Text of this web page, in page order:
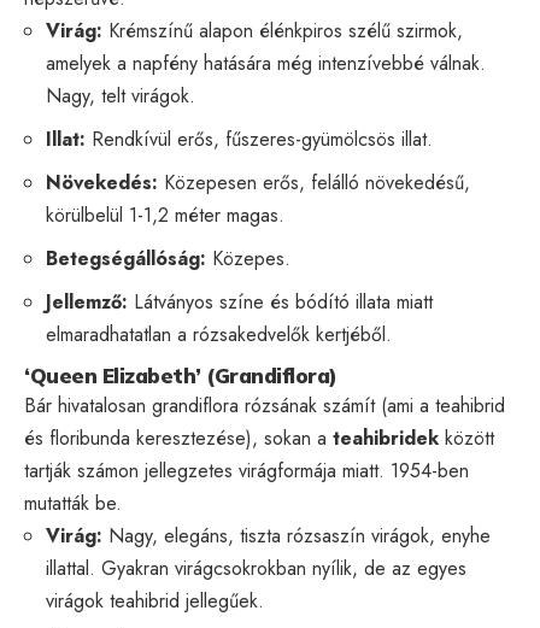
Virág: Krémszínű alapon élénkpiros szélű szirmok,
amelyek a napfény hatására még intenzívebbé válnak.
Nagy, telt virágok.
Illat: Rendkívül erős, fűszeres-gyümölcsös illat.
Növekedés: Közepesen erős, felálló növekedésű,
körülbelül 1-1,2 méter magas.
Betegségállóság: Közepes.
Jellemző: Látványos színe és bódító illata miatt
elmaradhatatlan a rózsakedvelők kertjéből.
‘Queen Elizabeth’ (Grandiflora)
Bár hivatalosan grandiflora rózsának számít (ami a teahibrid
és floribunda keresztezése), sokan a teahibridek között
tartják számon jellegzetes virágformája miatt. 1954-ben
mutatták be.
Virág: Nagy, elegáns, tiszta rózsaszín virágok, enyhe
illattal. Gyakran virágcsokrokban nyílik, de az egyes
virágok teahibrid jellegűek.